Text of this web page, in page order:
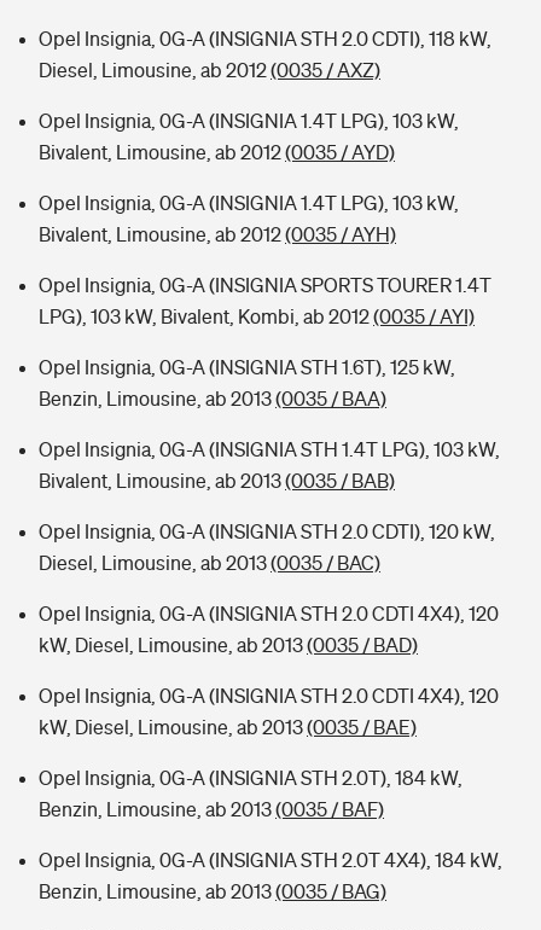
Opel Insignia, 0G-A (INSIGNIA STH 2.0 CDTI), 118 kW,
Diesel, Limousine, ab 2012(0035 / AXZ)
Opel Insignia, 0G-A (INSIGNIA 1.4T LPG), 103 kW,
Bivalent, Limousine, ab 2012(0035 / AYD)
Opel Insignia, 0G-A (INSIGNIA 1.4T LPG), 103 kW,
Bivalent, Limousine, ab 2012(0035 / AYH)
Opel Insignia, 0G-A (INSIGNIA SPORTS TOURER 1.4T
LPG), 103 kW, Bivalent, Kombi, ab 2012(0035 / AYI)
Opel Insignia, 0G-A (INSIGNIA STH 1.6T), 125 kW,
Benzin, Limousine, ab 2013(0035 / BAA)
Opel Insignia, 0G-A (INSIGNIA STH 1.4T LPG), 103 kW,
Bivalent, Limousine, ab 2013(0035 / BAB)
Opel Insignia, 0G-A (INSIGNIA STH 2.0 CDTI), 120 kW,
Diesel, Limousine, ab 2013(0035 / BAC)
Opel Insignia, 0G-A (INSIGNIA STH 2.0 CDTI 4X4), 120
kW, Diesel, Limousine, ab 2013(0035 / BAD)
Opel Insignia, 0G-A (INSIGNIA STH 2.0 CDTI 4X4), 120
kW, Diesel, Limousine, ab 2013(0035 / BAE)
Opel Insignia, 0G-A (INSIGNIA STH 2.0T), 184 kW,
Benzin, Limousine, ab 2013(0035 / BAF)
Opel Insignia, 0G-A (INSIGNIA STH 2.0T 4X4), 184 kW,
Benzin, Limousine, ab 2013(0035 / BAG)